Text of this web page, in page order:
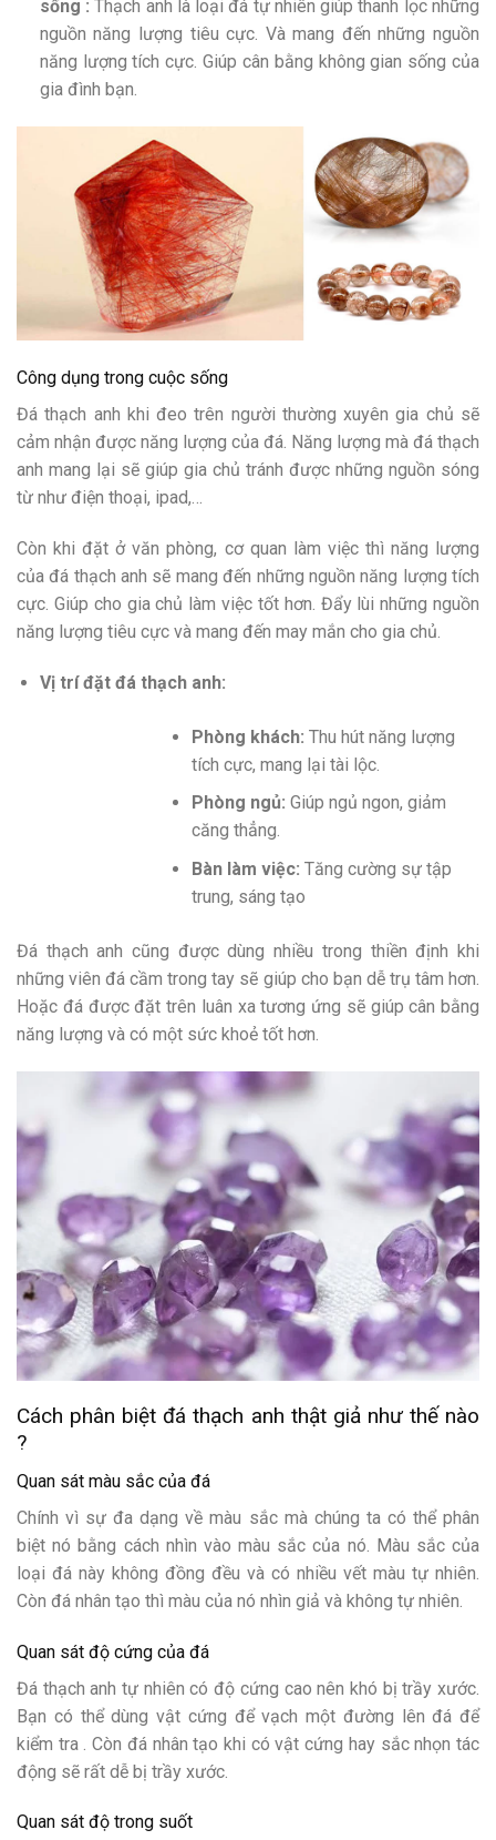
sống :Thạch anh là loại đá tự nhiên giúp thanh lọc những
nguồn năng lượng tiêu cực. Và mang đến những nguồn
năng lượng tích cực. Giúp cân bằng không gian sống của
gia đình bạn.
Công dụng trong cuộc sống
Đá thạch anh khi đeo trên người thường xuyên gia chủ sẽ
cảm nhận được năng lượng của đá. Năng lượng mà đá thạch
anh mang lại sẽ giúp gia chủ tránh được những nguồn sóng
từ như điện thoại, ipad,…
Còn khi đặt ở văn phòng, cơ quan làm việc thì năng lượng
của đá thạch anh sẽ mang đến những nguồn năng lượng tích
cực. Giúp cho gia chủ làm việc tốt hơn. Đẩy lùi những nguồn
năng lượng tiêu cực và mang đến may mắn cho gia chủ.
Vị trí đặt đá thạch anh:
Phòng khách: Thu hút năng lượng
tích cực, mang lại tài lộc.
Phòng ngủ: Giúp ngủ ngon, giảm
căng thẳng.
Bàn làm việc: Tăng cường sự tập
trung, sáng tạo
Đá thạch anh cũng được dùng nhiều trong thiền định khi
những viên đá cầm trong tay sẽ giúp cho bạn dễ trụ tâm hơn.
Hoặc đá được đặt trên luân xa tương ứng sẽ giúp cân bằng
năng lượng và có một sức khoẻ tốt hơn.
Cách phân biệt đá thạch anh thật giả như thế nào
?
Quan sát màu sắc của đá
Chính vì sự đa dạng về màu sắc mà chúng ta có thể phân
biệt nó bằng cách nhìn vào màu sắc của nó. Màu sắc của
loại đá này không đồng đều và có nhiều vết màu tự nhiên.
Còn đá nhân tạo thì màu của nó nhìn giả và không tự nhiên.
Quan sát độ cứng của đá
Đá thạch anh tự nhiên có độ cứng cao nên khó bị trầy xước.
Bạn có thể dùng vật cứng để vạch một đường lên đá để
kiểm tra . Còn đá nhân tạo khi có vật cứng hay sắc nhọn tác
động sẽ rất dễ bị trầy xước.
Quan sát độ trong suốt